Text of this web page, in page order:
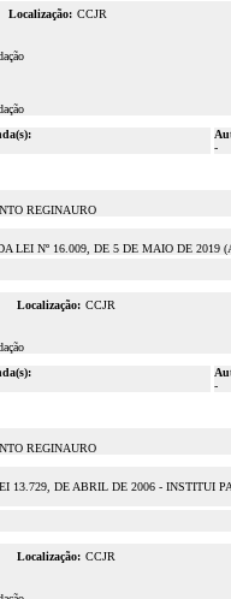
Localização: CCJR
-
REGINAURO
LEI Nº 16.009, DE 5 DE MAIO DE
Localização: CCJR
-
REGINAURO
13.729, DE ABRIL DE 2006 -
Localização: CCJR